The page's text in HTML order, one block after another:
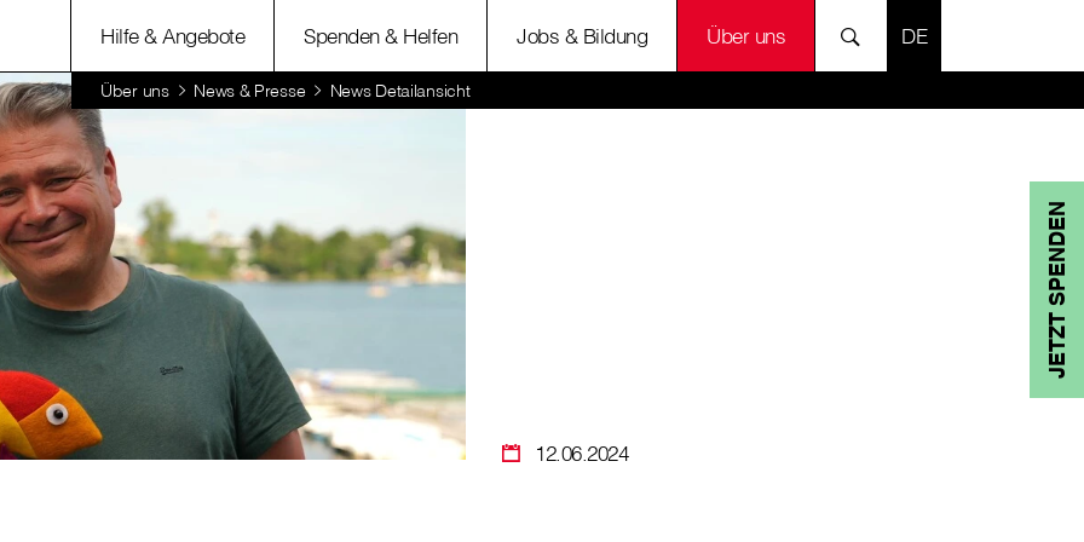
Hilfe & Angebote Spenden & Helfen Jobs & Bildung Über uns SPRACHE
Über uns News & Presse News Detailansicht
JETZT SPENDEN
12.06.2024